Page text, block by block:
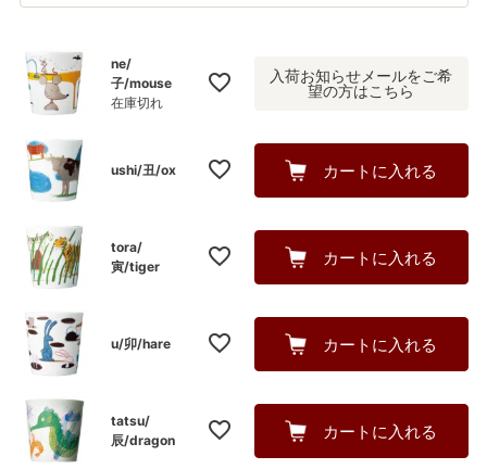
必
ne/
子/mouse
在庫切れ
入荷お知らせメールをご希
望の方はこちら
ushi/丑/ox カートに入れる
tora/
寅/tiger
カートに入れる
u/卯/hare カートに入れる
tatsu/
辰/dragon
カートに入れる